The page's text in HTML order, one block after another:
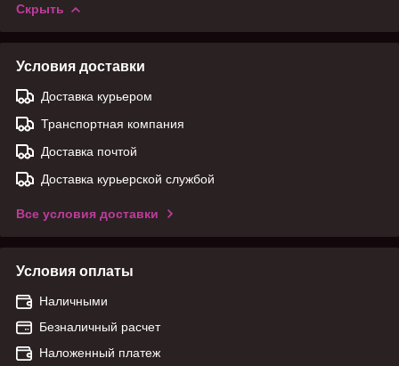
Скрыть
Условия доставки
Доставка курьером
Транспортная компания
Доставка почтой
Доставка курьерской службой
Все условия доставки
Условия оплаты
Наличными
Безналичный расчет
Наложенный платеж